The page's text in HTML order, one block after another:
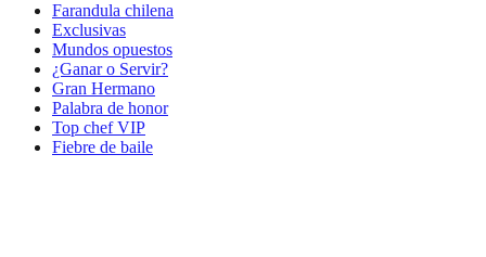
Farandula chilena
Exclusivas
Mundos opuestos
¿Ganar o Servir?
Gran Hermano
Palabra de honor
Top chef VIP
Fiebre de baile